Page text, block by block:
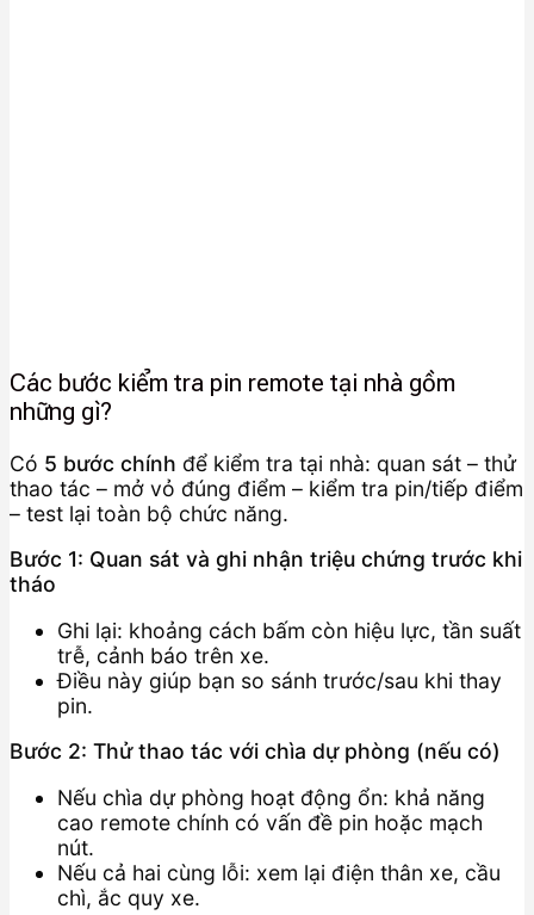
Các bước kiểm tra pin remote tại nhà gồm
những gì?
Có 5 bước chính để kiểm tra tại nhà: quan sát – thử
thao tác – mở vỏ đúng điểm – kiểm tra pin/tiếp điểm
– test lại toàn bộ chức năng.
Bước 1: Quan sát và ghi nhận triệu chứng trước khi
tháo
Ghi lại: khoảng cách bấm còn hiệu lực, tần suất
trễ, cảnh báo trên xe.
Điều này giúp bạn so sánh trước/sau khi thay
pin.
Bước 2: Thử thao tác với chìa dự phòng (nếu có)
Nếu chìa dự phòng hoạt động ổn: khả năng
cao remote chính có vấn đề pin hoặc mạch
nút.
Nếu cả hai cùng lỗi: xem lại điện thân xe, cầu
chì, ắc quy xe.